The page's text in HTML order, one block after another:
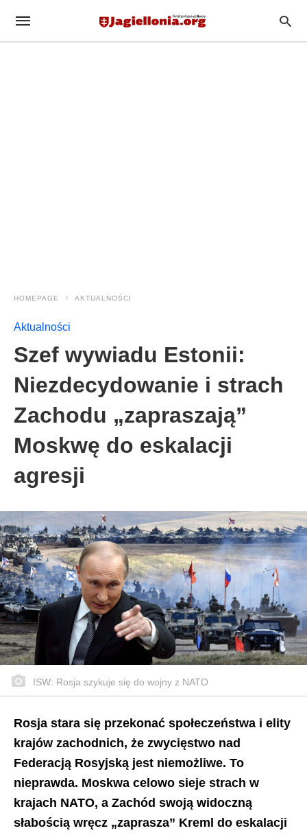
HOMEPAGE AKTUALNOŚCI
Aktualności
Szef wywiadu Estonii:
Niezdecydowanie i strach
Zachodu „zapraszają”
Moskwę do eskalacji
agresji
ISW: Rosja szykuje się do wojny z NATO
Rosja stara się przekonać społeczeństwa i elity
krajów zachodnich, że zwycięstwo nad
Federacją Rosyjską jest niemożliwe. To
nieprawda. Moskwa celowo sieje strach w
krajach NATO, a Zachód swoją widoczną
słabością wręcz „zaprasza” Kreml do eskalacji